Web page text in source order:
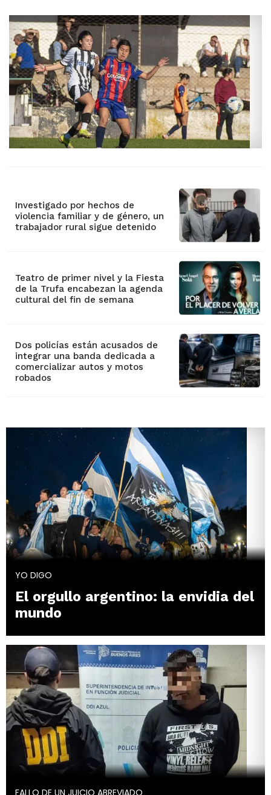
Investigado por hechos de
violencia familiar y de género, un
trabajador rural sigue detenido
Teatro de primer nivel y la Fiesta
de la Trufa encabezan la agenda
cultural del fin de semana
Dos policías están acusados de
integrar una banda dedicada a
comercializar autos y motos
robados
YO DIGO
El orgullo argentino: la envidia del
mundo